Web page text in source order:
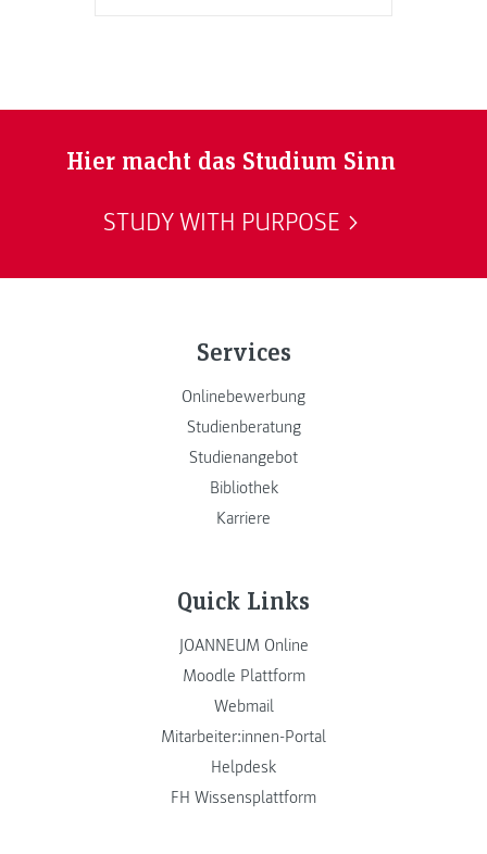
Hier macht das Studium Sinn
STUDY WITH PURPOSE
Services
Onlinebewerbung
Studienberatung
Studienangebot
Bibliothek
Karriere
Quick Links
JOANNEUM Online
Moodle Plattform
Webmail
Mitarbeiter:innen-Portal
Helpdesk
FH Wissensplattform